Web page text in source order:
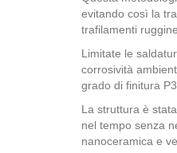
evitando così la
trafilamenti ruggine.
Limitate le
corrosività
grado di finitura
La struttura è
nel tempo senza
nanoceramica e